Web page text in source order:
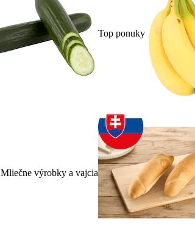
Top ponuky
Mliečne výrobky a vajcia